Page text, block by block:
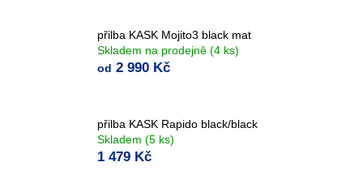
přilba KASK Mojito3 black mat
Skladem na prodejně (4 ks)
od 2 990 Kč
přilba KASK Rapido black/black
Skladem (5 ks)
1 479 Kč